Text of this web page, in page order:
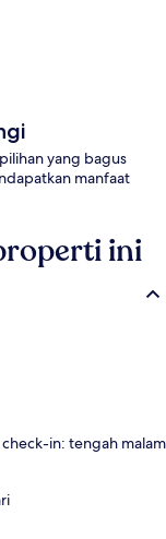
yang bagus
manfaat
ini
in: tengah malam